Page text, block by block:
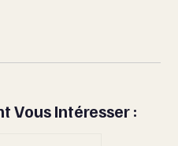
Vous Intéresser :